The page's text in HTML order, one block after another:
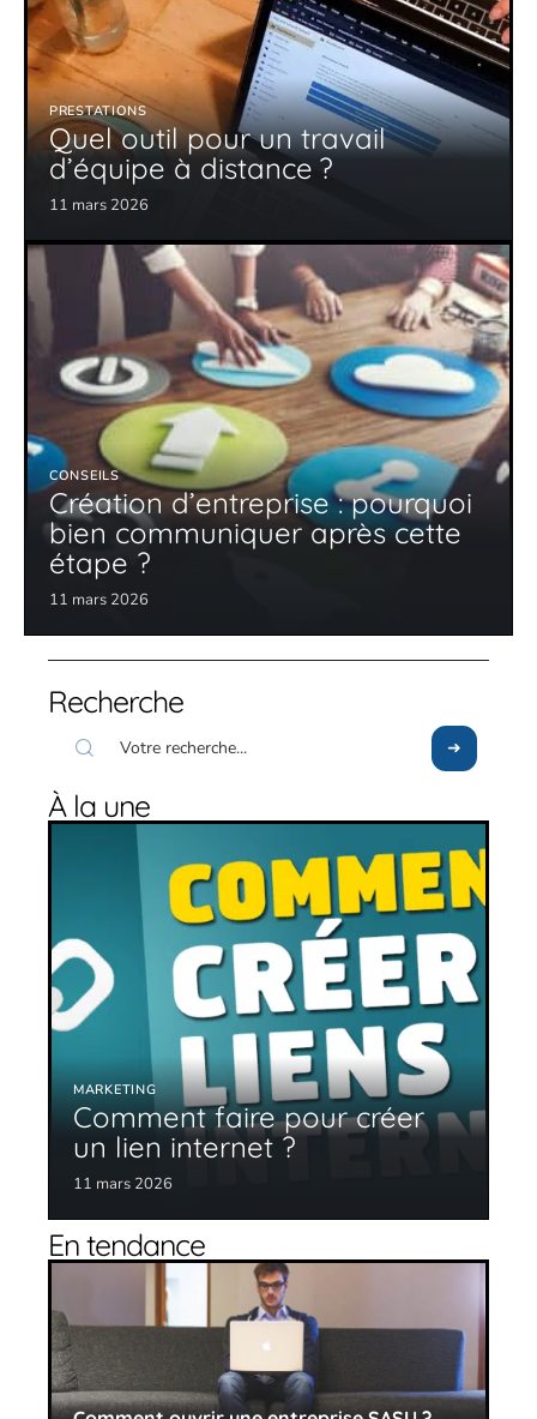
PRESTATIONS
Quel outil pour un travail
d’équipe à distance ?
11 mars 2026
CONSEILS
Création d’entreprise : pourquoi
bien communiquer après cette
étape ?
11 mars 2026
Recherche
À la une
MARKETING
Comment faire pour créer
un lien internet ?
11 mars 2026
En tendance